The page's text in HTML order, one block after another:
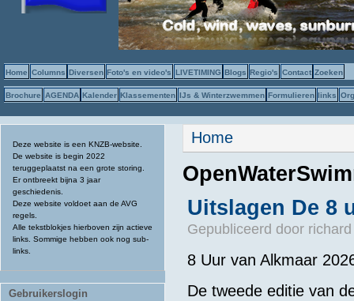
Home Columns Diversen Foto's en video's LIVETIMING Blogs Regio's Contact Zoeken
Brochure AGENDA Kalender Klassementen IJs & Winterzwemmen Formulieren links
Deze website is een KNZB-website.
De website is begin 2022
teruggeplaatst na een grote storing.
Er ontbreekt bijna 3 jaar
geschiedenis.
Deze website voldoet aan de AVG
regels.
Alle tekstblokjes hierboven zijn actieve
links. Sommige hebben ook nog sub-
links.
Gebruikerslogin
U bent hier
Home
Uitslagen De 8
Gepubliceerd door
8 Uur van Alkmaar
De tweede editie van